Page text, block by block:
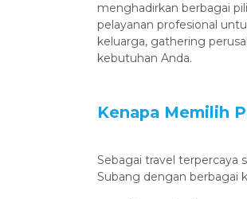
menghadirkan berbagai
pelayanan profesional
keluarga, gathering
kebutuhan Anda.
‎Kenapa Memilih
‎Sebagai travel terpercaya
Subang dengan berbagai